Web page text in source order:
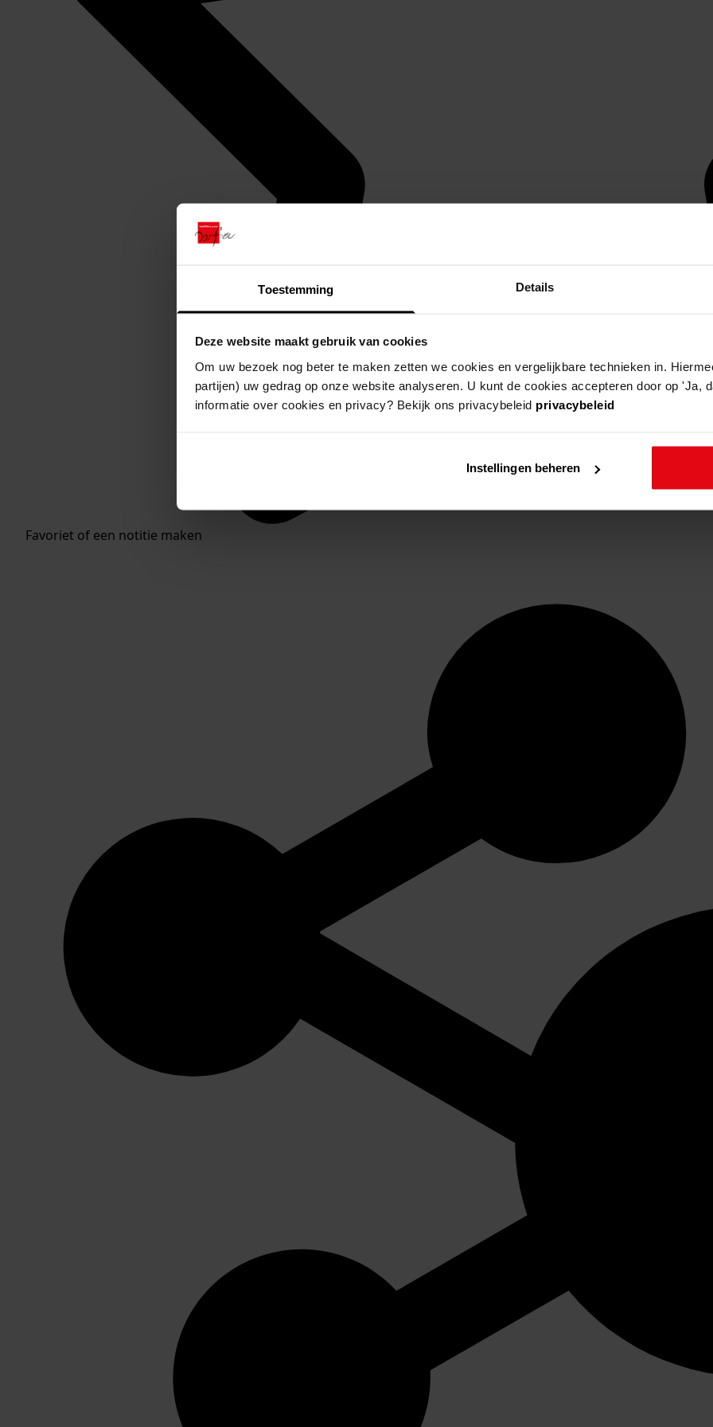
Toestemming Details
Deze website maakt gebruik van cookies
Om uw bezoek nog beter te maken zetten we cookies en vergelijkbare technieken in.
partijen) uw gedrag op onze website analyseren. U kunt de cookies accepteren door op 'Ja,
informatie over cookies en privacy? Bekijk ons privacybeleid privacybeleid
Instellingen beheren
Favoriet of een notitie maken